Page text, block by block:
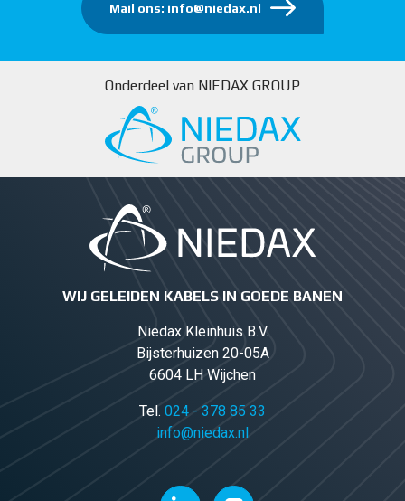
Mail ons: info@niedax.nl
Onderdeel van NIEDAX GROUP
WIJ GELEIDEN KABELS IN GOEDE BANEN
Niedax Kleinhuis B.V.
Bijsterhuizen 20-05A
6604 LH Wijchen
Tel. 024 - 378 85 33
info@niedax.nl